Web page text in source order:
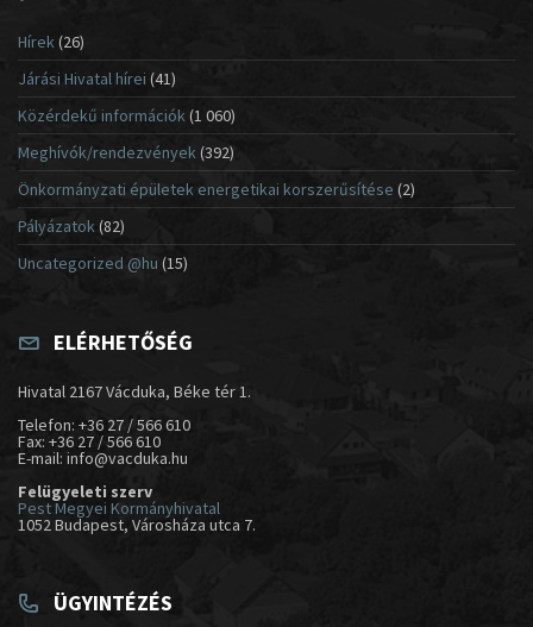
Hírek(26)
Járási Hivatal hírei (41)
Közérdekű információk(1 060)
Meghívók/rendezvények (392)
Önkormányzati épületek energetikai korszerűsítése (2)
Pályázatok (82)
Uncategorized @hu (15)
ELÉRHETŐSÉG
Hivatal 2167 Vácduka, Béke tér 1.
Telefon: +36 27 / 566 610
Fax: +36 27 / 566 610
E-mail: info@vacduka.hu
Felügyeleti szerv
Pest Megyei Kormányhivatal
1052 Budapest, Városháza utca 7.
ÜGYINTÉZÉS